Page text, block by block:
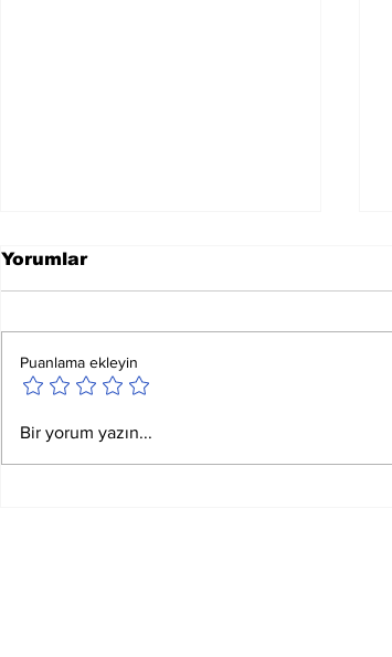
Ay Yay Burcunda
Akreplere Etkileri
Yorumlar
Puanlama ekleyin
Bir yorum yazın...